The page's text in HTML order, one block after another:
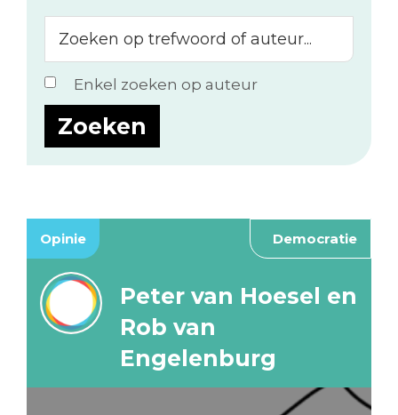
op
trefwoord
of
auteur...
Enkel zoeken op auteur
Opinie Democratie
Peter van Hoesel en
Rob van
Engelenburg